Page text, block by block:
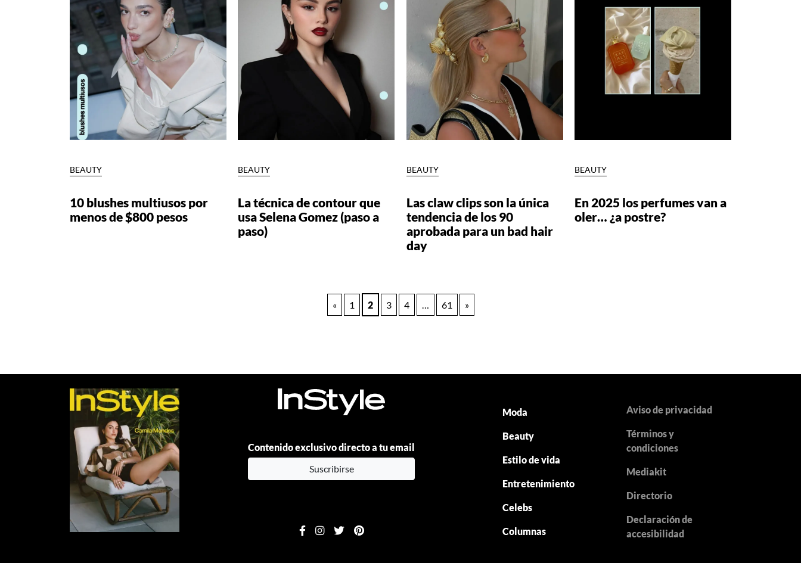
BEAUTY
10 blushes multiusos por
menos de $800 pesos
BEAUTY
La técnica de contour que
usa Selena Gomez (paso a
paso)
BEAUTY
Las claw clips son la única
tendencia de los 90
aprobada para un bad hair
day
BEAUTY
En 2025 los perfumes van a
oler… ¿a postre?
« 1 2 3 4 … 61 »
Contenido exclusivo directo a tu email
Suscribirse
Moda
Beauty
Estilo de vida
Entretenimiento
Celebs
Columnas
Aviso de privacidad
Términos y
condiciones
Mediakit
Directorio
Declaración de
accesibilidad